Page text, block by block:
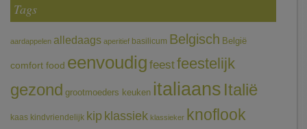
Tags
aardappelen alledaags aperitief basilicum Belgisch België
comfort food eenvoudig feestfeestelijk
gezond grootmoeders keuken italiaans Italië
kaas kindvriendelijk kip klassiek klassieker knoflook